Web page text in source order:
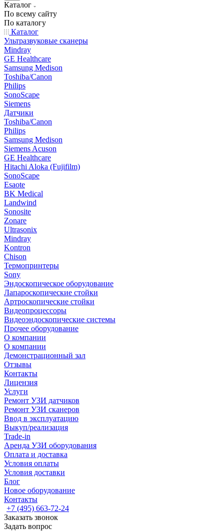
Каталог
По всему сайту
По каталогу
Каталог
Ультразвуковые сканеры
Mindray
GE Healthcare
Samsung Medison
Toshiba/Canon
Philips
SonoScape
Siemens
Датчики
Toshiba/Canon
Philips
Samsung Medison
Siemens Acuson
GE Healthcare
Hitachi Aloka (Fujifilm)
SonoScape
Esaote
BK Medical
Landwind
Sonosite
Zonare
Ultrasonix
Mindray
Kontron
Chison
Термопринтеры
Sony
Эндоскопическое оборудование
Лапароскопические стойки
Артроскопические стойки
Видеопроцессоры
Видеоэндоскопические системы
Прочее оборудование
О компании
О компании
Демонстрационный зал
Отзывы
Контакты
Лицензия
Услуги
Ремонт УЗИ датчиков
Ремонт УЗИ сканеров
Ввод в эксплуатацию
Выкуп/реализация
Trade-in
Аренда УЗИ оборудования
Оплата и доставка
Условия оплаты
Условия доставки
Блог
Новое оборудование
Контакты
+7 (495) 663-72-24
Заказать звонок
Задать вопрос